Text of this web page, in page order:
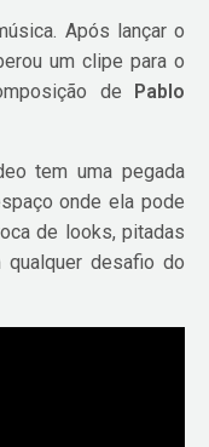
Após lançar o
um clipe para o
de Pablo
tem uma pegada
onde ela pode
de looks, pitadas
desafio do